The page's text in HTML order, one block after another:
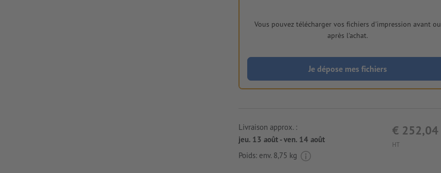
Vous pouvez télécharger vos fichiers d'impression avant ou
après l'achat.
Je dépose mes fichiers
HT
€ 252,04
Livraison approx. :
jeu. 13 août - ven. 14 août
Poids: env. 8,75 kg